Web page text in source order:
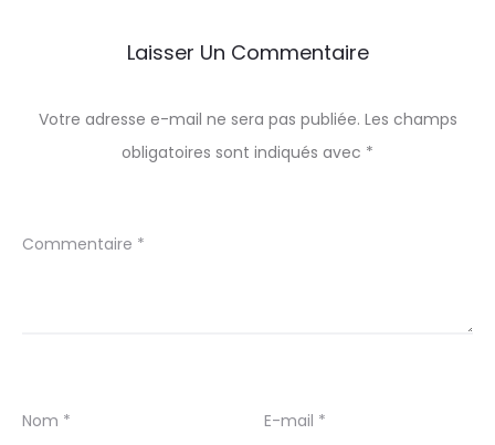
Laisser Un Commentaire
Votre adresse e-mail ne sera pas publiée. Les champs
obligatoires sont indiqués avec *
Commentaire *
Nom * E-mail *